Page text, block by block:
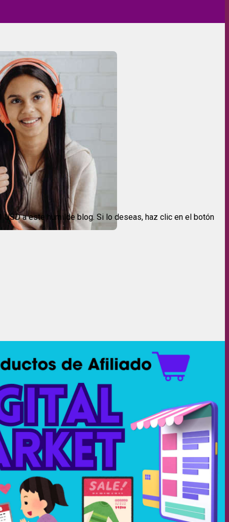
USD a este humilde blog. Si lo deseas, haz clic en el botón